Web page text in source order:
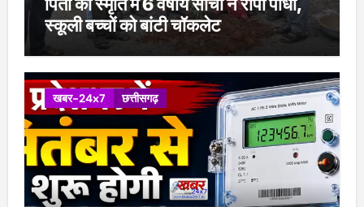
स्कूली बच्चों को बांटी चॉकलेट
खबर-24x7 छत्तीसगढ़